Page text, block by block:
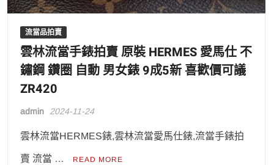
流當品拍賣
雲林流當手錶拍賣 原裝 HERMES 愛馬仕 不
鏽鋼 鑽圈 自動 男女錶 9成5新 喜歡價可議
ZR420
admin 2024-11-24
雲林流當HERMES錶,雲林流當愛馬仕錶,流當手錶拍
賣 流當 … READ MORE